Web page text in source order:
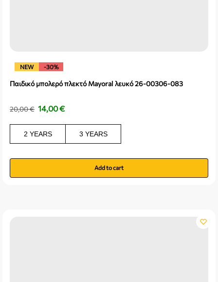
NEW -30%
Παιδικό μπολερό πλεκτό Mayoral λευκό 26-00306-083
20,00€ 14,00€
2 YEARS 3 YEARS
Add to cart